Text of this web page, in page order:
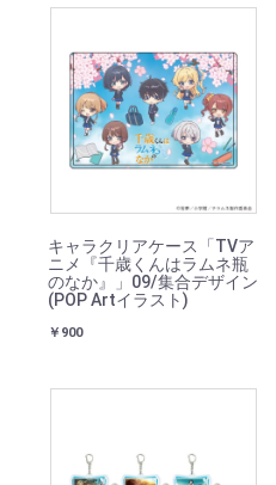
キャラクリアケース「TVア
ニメ『千歳くんはラムネ瓶
のなか』」09/集合デザイン
(POP Artイラスト)
￥900